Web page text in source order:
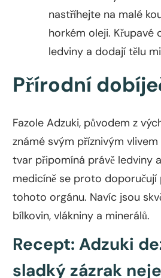
nastříhejte na malé
horkém oleji. Křupavé
ledviny a dodají tělu
Přírodní
Fazole Adzuki, původem z
známé svým příznivým
tvar připomíná právě ledviny
medicíně se proto doporučují
tohoto orgánu. Navíc jsou
bílkovin, vlákniny a minerálů.
Recept: Adzuki
sladký zázrak